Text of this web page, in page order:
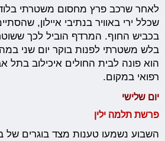
לאחר שרכב פרץ מחסום משטרתי
שכלל ירי באוויר בנתיבי איילון,
בכביש החוף. המרדף הוביל לכך
בלש משטרתי לפנות בוקר יום שני
הוא פונה לבית החולים איכילוב בתל
רפואי במקום.
יום שלישי
פרשת תלמה ילין
השבוע נשמעו טענות מצד בוגרים של